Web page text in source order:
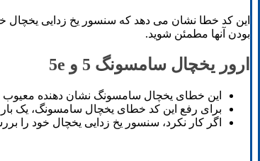
این کد خطا نشان می دهد که سنسور یخ زدایی یخچال
بودن آنها مطمئن شوید.
ارور یخچال سامسونگ 5 و 5e
این خطای یخچال سامسونگ نشان دهنده
برای رفع این کد خطای یخچال سامسونگ، یک
اگر کار نکرد، سنسور یخ زدایی یخچال خود را